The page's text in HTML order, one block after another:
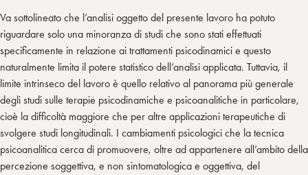
Va sottolineato che l’analisi oggetto del presente lavoro ha potuto
riguardare solo una minoranza di studi che sono stati effettuati
specificamente in relazione ai trattamenti psicodinamici e questo
naturalmente limita il potere statistico dell’analisi applicata. Tuttavia, il
limite intrinseco del lavoro è quello relativo al panorama più generale
degli studi sulle terapie psicodinamiche e psicoanalitiche in particolare,
cioè la difficoltà maggiore che per altre applicazioni terapeutiche di
svolgere studi longitudinali. I cambiamenti psicologici che la tecnica
psicoanalitica cerca di promuovere, oltre ad appartenere all’ambito della
percezione soggettiva, e non sintomatologica e oggettiva, del